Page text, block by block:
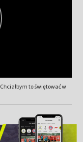
to świętować w